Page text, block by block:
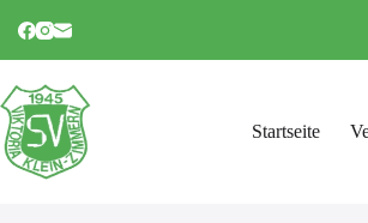
Inhalt
Startseite